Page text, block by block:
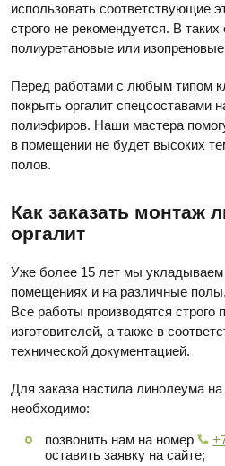
использовать соответствующие
строго не рекомендуется. В
полиуретановые или
Перед работами с любым типом
покрыть оргалит спецсоставами
полиэфиров. Наши мастера
в помещении не будет высоких
полов.
Как заказать монтаж
оргалит
Уже более 15 лет мы
помещениях и на различные
Все работы производятся строго
изготовителей, а также в
технической документацией.
Для заказа настила линолеума
необходимо:
позвонить нам на номер
оставить заявку на сайте;